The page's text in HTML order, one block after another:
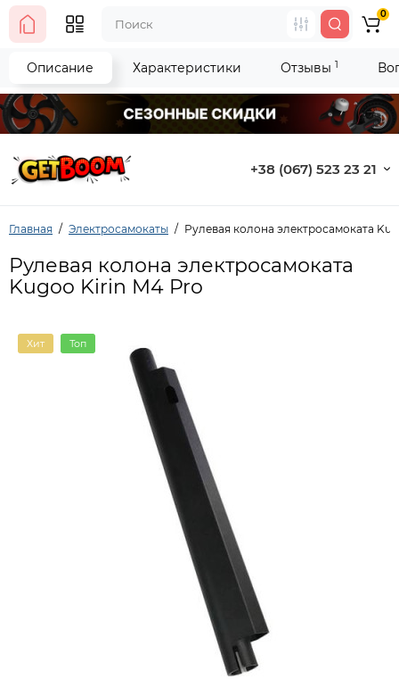
+38 (067) 523 23 21
0
Главная Электросамокаты Рулевая колона электросамоката
Рулевая колона электросамоката
Kugoo Kirin M4 Pro
Хит Топ
Описание Характеристики Отзывы 1